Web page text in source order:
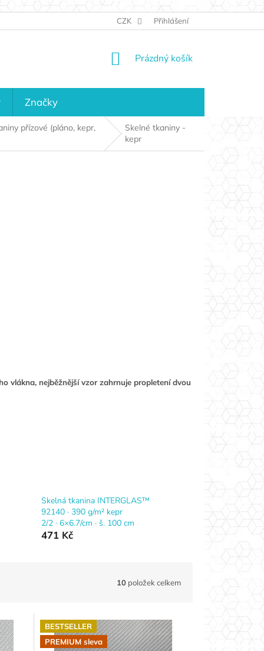
KONTAKTY KDO JSME?
CZK Přihlášení
NÁKUPNÍ
Prázdný košík
Značky
přízové (pláno, kepr,
Skelné tkaniny -
kepr
vlákna, nejběžnější vzor zahrnuje propletení dvou
Skelná tkanina INTERGLAS™
92140 · 390 g/m² kepr
2/2 · 6×6.7/cm · š. 100 cm
471 Kč
10 položek celkem
BESTSELLER
PREMIUM sleva